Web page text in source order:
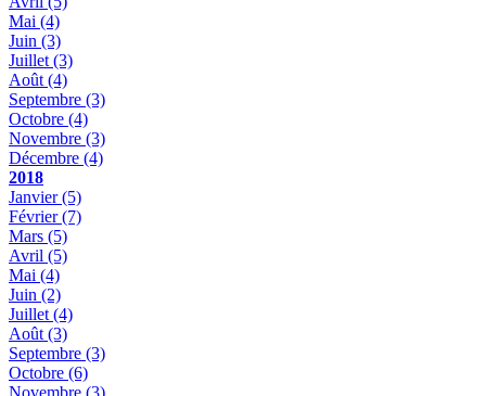
Mai (4)
Juin (3)
Juillet (3)
Août (4)
Septembre (3)
Octobre (4)
Novembre (3)
Décembre (4)
2018
Janvier(5)
Février(7)
Mars (5)
Avril (5)
Mai (4)
Juin (2)
Juillet (4)
Août (3)
Septembre (3)
Octobre (6)
Novembre (3)